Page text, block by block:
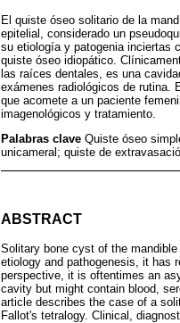
El quiste óseo solitario de la
epitelial, considerado un
su etiología y patogenia inciertas
quiste óseo idiopático.
las raíces dentales, es una
exámenes radiológicos de rutina.
que acomete a un paciente
imagenológicos y tratamiento.
Palabras clave Quiste óseo
unicameral; quiste de
ABSTRACT
Solitary bone cyst of the
etiology and pathogenesis, it has
perspective, it is oftentimes an
cavity but might contain blood,
article describes the case of a
Fallot's tetralogy. Clinical,